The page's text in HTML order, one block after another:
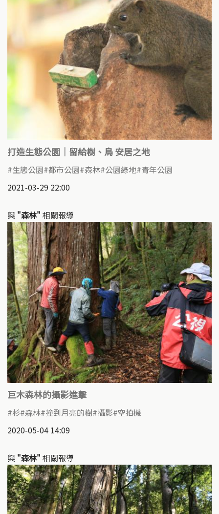
打造生態公園｜留給樹、鳥 安居之地
生態公園 都市公園 森林 公園綠地 青年公園
2021-03-29 22:00
與 "森林" 相關報導
巨木森林的攝影進擊
杉 森林 撞到月亮的樹 攝影 空拍機
2020-05-04 14:09
與 "森林" 相關報導